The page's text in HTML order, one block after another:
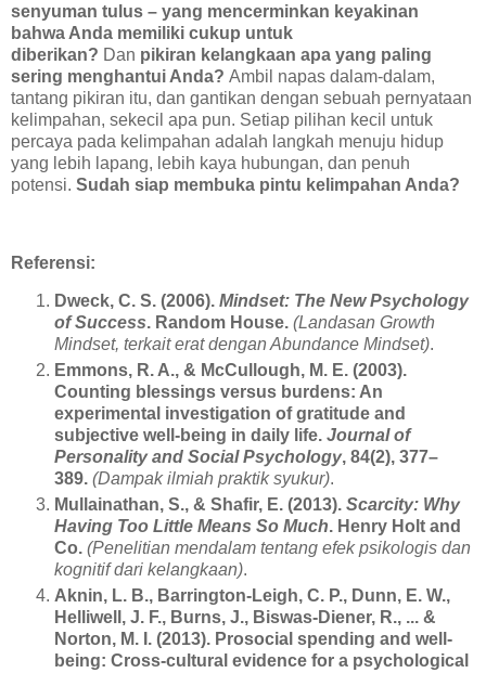
senyuman tulus – yang mencerminkan keyakinan
bahwa Anda memiliki cukup untuk
diberikan? Dan pikiran kelangkaan apa yang paling
sering menghantui Anda? Ambil napas dalam-dalam,
tantang pikiran itu, dan gantikan dengan sebuah pernyataan
kelimpahan, sekecil apa pun. Setiap pilihan kecil untuk
percaya pada kelimpahan adalah langkah menuju hidup
yang lebih lapang, lebih kaya hubungan, dan penuh
potensi. Sudah siap membuka pintu kelimpahan Anda?
Referensi:
Dweck, C. S. (2006). Mindset: The New Psychology
of Success. Random House. (Landasan Growth
Mindset, terkait erat dengan Abundance Mindset).
Emmons, R. A., & McCullough, M. E. (2003).
Counting blessings versus burdens: An
experimental investigation of gratitude and
subjective well-being in daily life. Journal of
Personality and Social Psychology, 84(2), 377–
389. (Dampak ilmiah praktik syukur).
Mullainathan, S., & Shafir, E. (2013). Scarcity: Why
Having Too Little Means So Much. Henry Holt and
Co. (Penelitian mendalam tentang efek psikologis dan
kognitif dari kelangkaan).
Aknin, L. B., Barrington-Leigh, C. P., Dunn, E. W.,
Helliwell, J. F., Burns, J., Biswas-Diener, R., ... &
Norton, M. I. (2013). Prosocial spending and well-
being: Cross-cultural evidence for a psychological